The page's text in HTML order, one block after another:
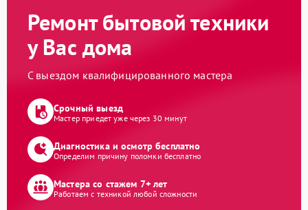
Ремонт бытовой техники
у Вас дома
С выездом квалифицированного мастера
Срочный выезд
Мастер приедет уже через 30 минут
Диагностика и осмотр бесплатно
Определим причину поломки бесплатно
Мастера со стажем 7+ лет
Работаем с техникой любой сложности